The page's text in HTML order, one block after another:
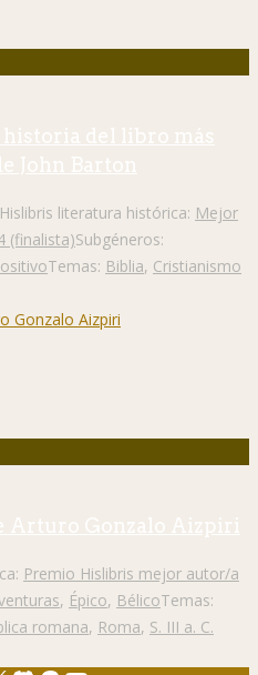
del libro más
John Barton
literatura histórica: Mejor
(finalista)Subgéneros:
Temas: Biblia, Cristianismo
Arturo Gonzalo Aizpiri
Premio Hislibris mejor autor/a
, Épico, BélicoTemas:
romana, Roma, S. III a. C.